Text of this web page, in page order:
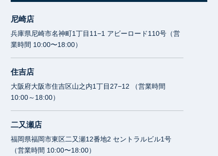
尼崎店
兵庫県尼崎市名神町1丁目11−1 アビーロード110号（営
業時間 10:00〜18:00）
住吉店
大阪府大阪市住吉区山之内1丁目27−12 （営業時間
10:00～18:00）
二又瀬店
福岡県福岡市東区二又瀬12番地2 セントラルビル1号
（営業時間 10:00〜18:00）